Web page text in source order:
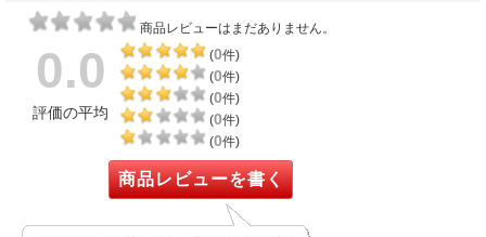
商品レビューはまだありません。
0.0
評価の平均
(0件)
(0件)
(0件)
(0件)
(0件)
商品レビューを書く